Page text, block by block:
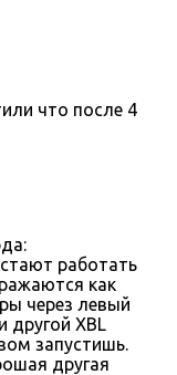
что после 4
работать
как
через левый
другой XBL
запустишь.
другая